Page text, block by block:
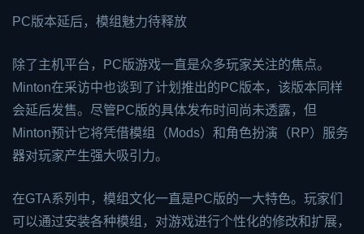
PC版本延后，模组魅力待释放
除了主机平台，PC版游戏一直是众多玩家关注的焦点。
Minton在采访中也谈到了计划推出的PC版本，该版本同样
会延后发售。尽管PC版的具体发布时间尚未透露，但
Minton预计它将凭借模组（Mods）和角色扮演（RP）服务
器对玩家产生强大吸引力。
在GTA系列中，模组文化一直是PC版的一大特色。玩家们
可以通过安装各种模组，对游戏进行个性化的修改和扩展，